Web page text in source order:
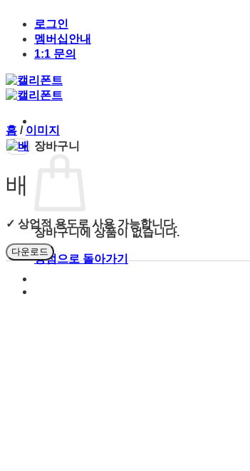
content
로그인
멤버십안내
1:1 문의
장바구니
장바구니에 상품이 없습니다.
상점으로 돌아가기
홈 / 이미지
배
✓ 상업적 용도로 사용 가능합니다.
다운로드